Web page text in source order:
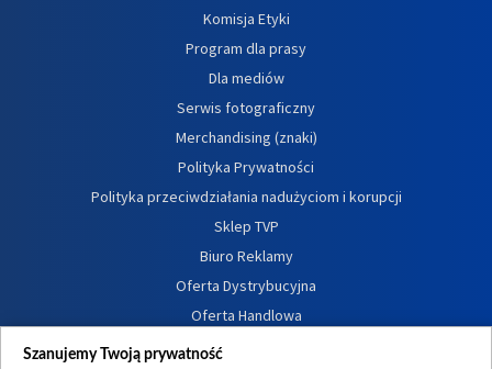
Komisja Etyki
Program dla prasy
Dla mediów
Serwis fotograficzny
Merchandising (znaki)
Polityka Prywatności
Polityka przeciwdziałania nadużyciom i korupcji
Sklep TVP
Biuro Reklamy
Oferta Dystrybucyjna
Oferta Handlowa
Dostępność
Szanujemy Twoją prywatność